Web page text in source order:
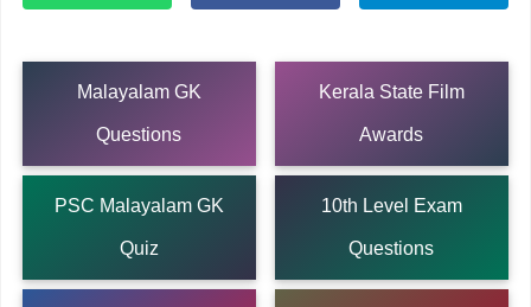
Malayalam GK
Questions
Kerala State Film
Awards
PSC Malayalam GK
Quiz
10th Level Exam
Questions